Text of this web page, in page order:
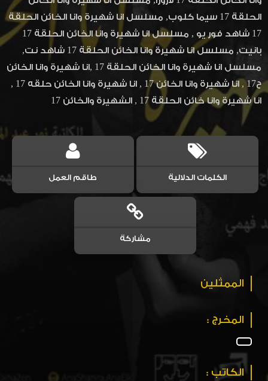
الحلقة 17 سيما كلوب, مسلسل انا شهيرة وانا الخائن الحلقة
17 شاهد فور يو , مسلسل انا شهيرة وانا الخائن الحلقة 17
بانيت, مسلسل انا شهيرة وانا الخائن الحلقة 17 شاهد نت,
مسلسل انا شهيرة وانا الخائن الحلقة 17 ,انا شهيرة وانا الخائن
ح17 , انا شهيرة وانا الخائن 17 , انا شهيرة وانا الخائن حلقه 17 ,
انا شهيرة وانا خائن الحلقة 17 , الشهيرة والخائن 17
الكلمات الدلالية طاقم العمل
مشاركة
الممثلين
المخرج :
الكاتب :